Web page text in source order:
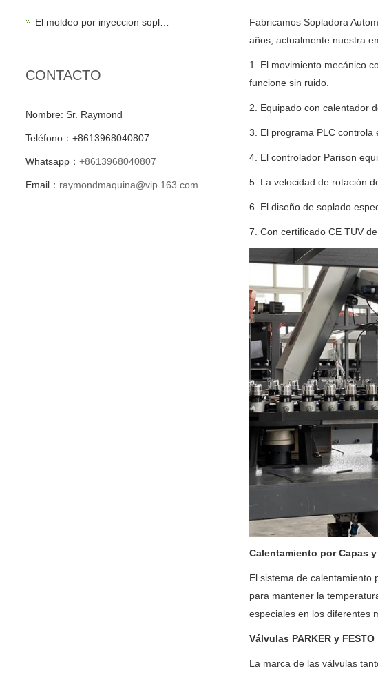
Fabricamos Sopladora
años, actualmente nuestra
1. El movimiento mecánico
funcione sin ruido.
2. Equipado con calentador
3. El programa PLC controla
4. El controlador Parison
5. La velocidad de rotación
6. El diseño de soplado
7. Con certificado CE TUV
Calentamiento por Capas
El sistema de calentamiento
para mantener la
especiales en los diferentes
Válvulas PARKER y FESTO
La marca de las válvulas
El moldeo por inyeccion sopl…
CONTACTO
Nombre: Sr. Raymond
Teléfono：+8613968040807
Whatsapp： +8613968040807
Email： raymondmaquina@vip.163.com